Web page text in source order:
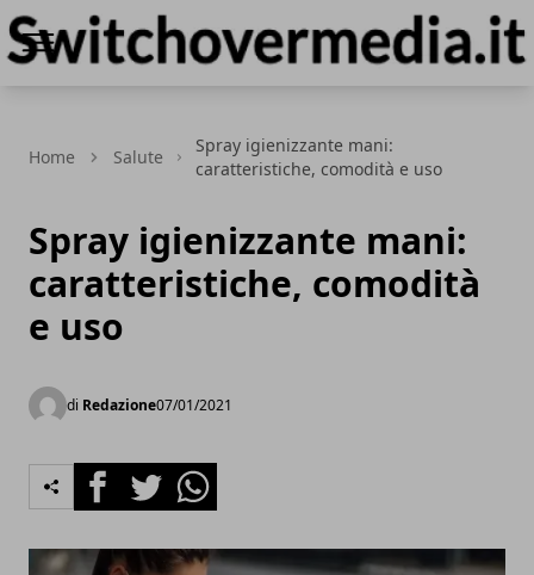
Home Salute
Spray igienizzante mani:
caratteristiche, comodità e uso
Spray igienizzante mani:
caratteristiche, comodità
e uso
di Redazione07/01/2021
FacebookTwitterWhatsapp